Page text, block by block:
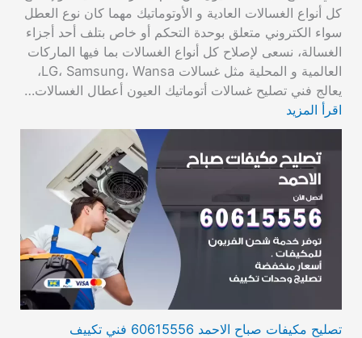
كل أنواع الغسالات العادية و الأوتوماتيك مهما كان نوع العطل
سواء الكتروني متعلق بوحدة التحكم أو خاص بتلف أحد أجزاء
الغسالة، نسعى لإصلاح كل أنواع الغسالات بما فيها الماركات
العالمية و المحلية مثل غسالات LG، Samsung، Wansa،
يعالج فني تصليح غسالات أتوماتيك العيون أعطال الغسالات…
اقرأ المزيد
تصليح مكيفات صباح الاحمد 60615556 فني تكييف